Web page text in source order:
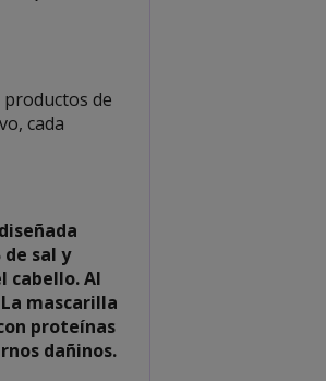
productos de
cada
de sal y
cabello. Al
mascarilla
proteínas
dañinos.